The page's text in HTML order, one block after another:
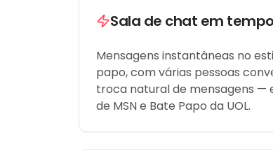
Sala de chat em
Mensagens instantâneas no
papo, com várias pessoas
troca natural de mensagens
de MSN e Bate Papo da UOL.